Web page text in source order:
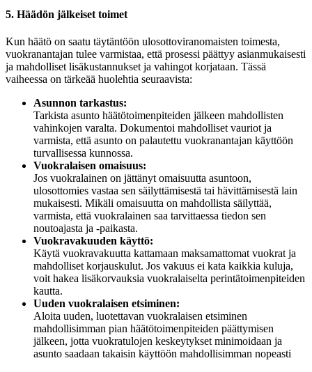
5. Häädön jälkeiset toimet
Kun häätö on saatu täytäntöön ulosottoviranomaisten toimesta,
vuokranantajan tulee varmistaa, että prosessi päättyy asianmukaisesti
ja mahdolliset lisäkustannukset ja vahingot korjataan. Tässä
vaiheessa on tärkeää huolehtia seuraavista:
Asunnon tarkastus:
Tarkista asunto häätötoimenpiteiden jälkeen mahdollisten
vahinkojen varalta. Dokumentoi mahdolliset vauriot ja
varmista, että asunto on palautettu vuokranantajan käyttöön
turvallisessa kunnossa.
Vuokralaisen omaisuus:
Jos vuokralainen on jättänyt omaisuutta asuntoon,
ulosottomies vastaa sen säilyttämisestä tai hävittämisestä lain
mukaisesti. Mikäli omaisuutta on mahdollista säilyttää,
varmista, että vuokralainen saa tarvittaessa tiedon sen
noutoajasta ja -paikasta.
Vuokravakuuden käyttö:
Käytä vuokravakuutta kattamaan maksamattomat vuokrat ja
mahdolliset korjauskulut. Jos vakuus ei kata kaikkia kuluja,
voit hakea lisäkorvauksia vuokralaiselta perintätoimenpiteiden
kautta.
Uuden vuokralaisen etsiminen:
Aloita uuden, luotettavan vuokralaisen etsiminen
mahdollisimman pian häätötoimenpiteiden päättymisen
jälkeen, jotta vuokratulojen keskeytykset minimoidaan ja
asunto saadaan takaisin käyttöön mahdollisimman nopeasti